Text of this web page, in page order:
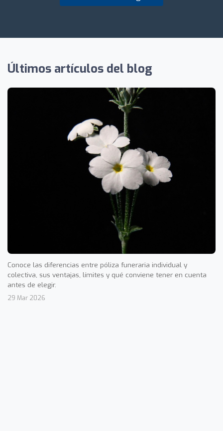
Últimos artículos del blog
Conoce las diferencias entre póliza funeraria individual y
colectiva, sus ventajas, límites y qué conviene tener en cuenta
antes de elegir.
29 Mar 2026